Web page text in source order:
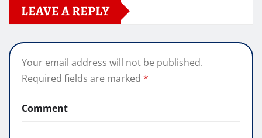
LEAVE A REPLY
Your email address will not be published.
Required fields are marked *
Comment